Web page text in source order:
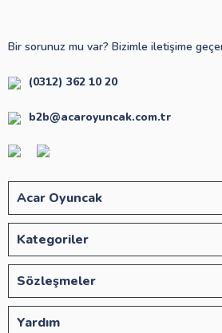
Bir sorunuz mu var? Bizimle iletişime
(0312) 362 10 20
b2b@acaroyuncak.com.tr
Acar Oyuncak
Kategoriler
Sözleşmeler
Yardım